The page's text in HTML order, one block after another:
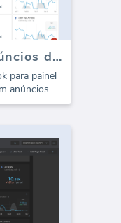
Painel de PPC de Anúncios do Facebook - Gasto com Anúncios
para painel
anúncios